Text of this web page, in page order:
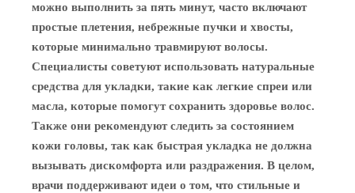
можно выполнить за пять минут, часто включают
простые плетения, небрежные пучки и хвосты,
которые минимально травмируют волосы.
Специалисты советуют использовать натуральные
средства для укладки, такие как легкие спреи или
масла, которые помогут сохранить здоровье волос.
Также они рекомендуют следить за состоянием
кожи головы, так как быстрая укладка не должна
вызывать дискомфорта или раздражения. В целом,
врачи поддерживают идеи о том, что стильные и